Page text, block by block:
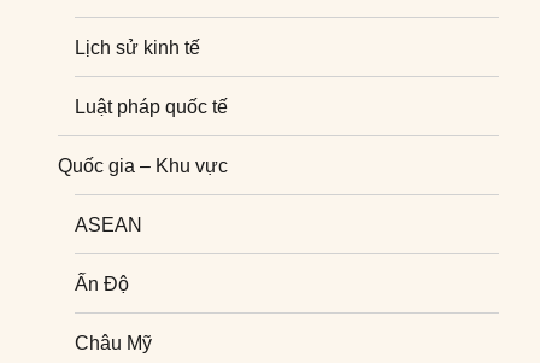
Lịch sử kinh tế
Luật pháp quốc tế
Quốc gia – Khu vực
ASEAN
Ấn Độ
Châu Mỹ